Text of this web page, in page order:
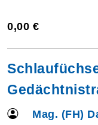
0,00 €
Mag. (FH)